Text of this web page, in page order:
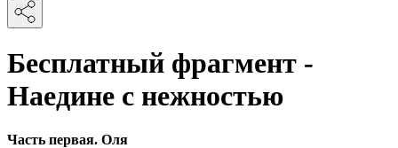
Бесплатный фрагмент -
Наедине с нежностью
Часть первая. Оля